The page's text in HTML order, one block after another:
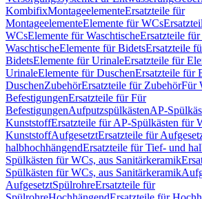
KombifixMontageelementeErsatzteile für
MontageelementeElemente für WCs
WCsElemente für WaschtischeErsatzteile
WaschtischeElemente für BidetsErsatzteile
BidetsElemente für UrinaleErsatzteile für
UrinaleElemente für DuschenErsatzteile für
DuschenZubehörErsatzteile für ZubehörFür
BefestigungenErsatzteile für Für
BefestigungenAufputzspülkästenAP-
KunststoffErsatzteile für AP-Spülkästen für
KunststoffAufgesetztErsatzteile für
halbhochhängendErsatzteile für Tief- und
Spülkästen für WCs, aus Sanitärkeramik
Spülkästen für WCs, aus Sanitärkeramik
AufgesetztSpülrohreErsatzteile für